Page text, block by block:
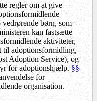
regler om at give
børn, som
kan fastsætte
aktiviteter,
til adoptionsformidling,
Adoption Service), og
for adoptionshjælp.§§
for
organisation.